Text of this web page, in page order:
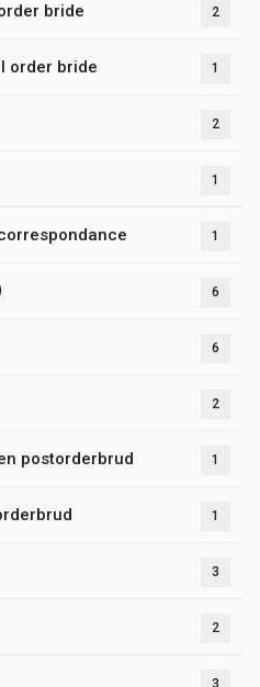
bride 2
order bride 1
2
1
1
6
6
2
postorderbrud 1
1
3
2
3